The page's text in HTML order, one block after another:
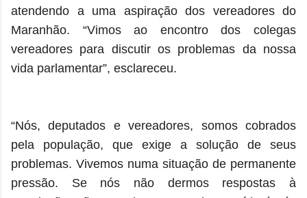
atendendo a uma aspiração dos vereadores do
Maranhão. “Vimos ao encontro dos colegas
vereadores para discutir os problemas da nossa
vida parlamentar”, esclareceu.
“Nós, deputados e vereadores, somos cobrados
pela população, que exige a solução de seus
problemas. Vivemos numa situação de permanente
pressão. Se nós não dermos respostas à